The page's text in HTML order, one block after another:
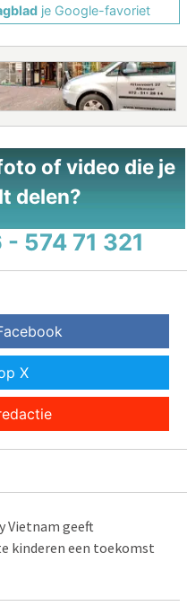
je Google-favoriet
of video die je
delen?
- 574 71 321
X
Vietnam geeft
kinderen een toekomst